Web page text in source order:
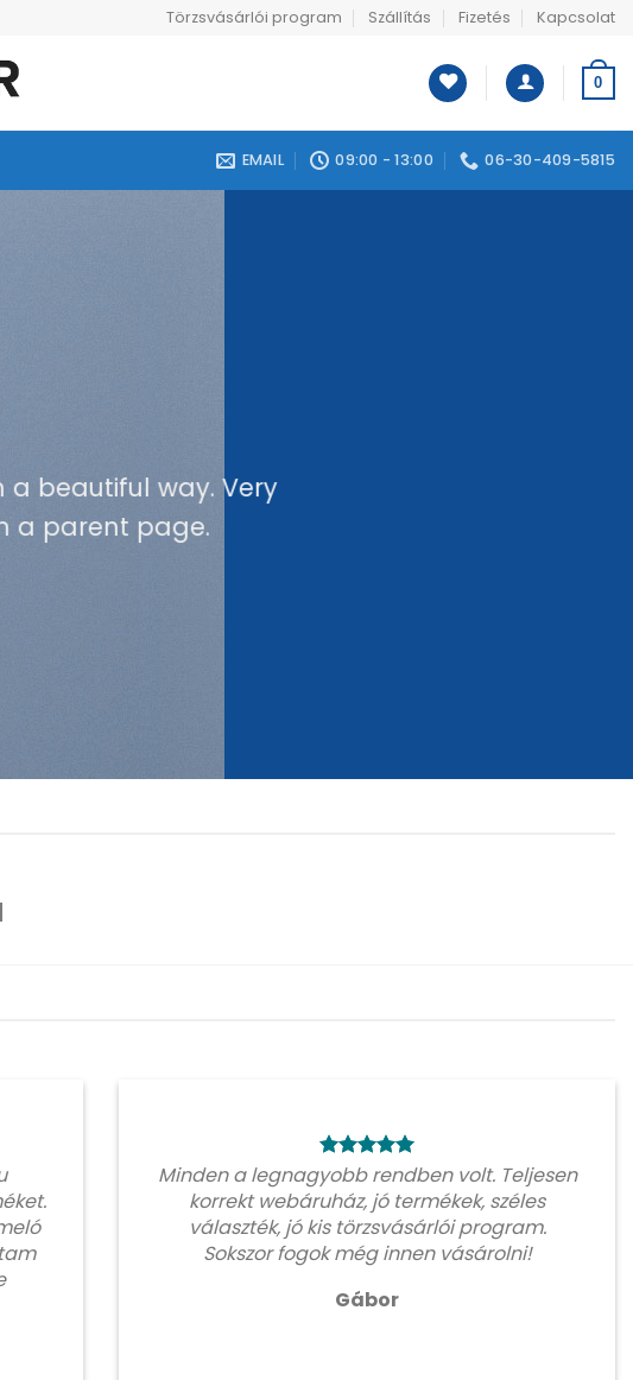
Törzsvásárlói program Szállítás Fizetés Kapcsolat
0
EMAIL 09:00 - 13:00 06-30-409-5815
beautiful way. Very
a parent page.
Minden a legnagyobb rendben volt. Teljesen
korrekt webáruház, jó termékek, széles
választék, jó kis törzsvásárlói program.
Sokszor fogok még innen vásárolni!
Gábor